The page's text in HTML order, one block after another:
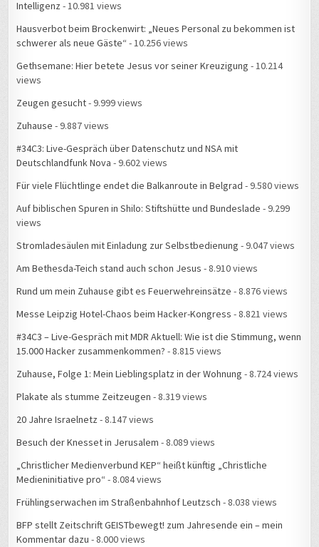
Intelligenz - 10.981 views
Hausverbot beim Brockenwirt: „Neues Personal zu bekommen ist
schwerer als neue Gäste“ - 10.256 views
Gethsemane: Hier betete Jesus vor seiner Kreuzigung - 10.214
views
Zeugen gesucht- 9.999 views
Zuhause - 9.887 views
#34C3: Live-Gespräch über Datenschutz und NSA mit
Deutschlandfunk Nova - 9.602 views
Für viele Flüchtlinge endet die Balkanroute in Belgrad - 9.580 views
Auf biblischen Spuren in Shilo: Stiftshütte und Bundeslade - 9.299
views
Stromladesäulen mit Einladung zur Selbstbedienung - 9.047 views
Am Bethesda-Teich stand auch schon Jesus - 8.910 views
Rund um mein Zuhause gibt es Feuerwehreinsätze - 8.876 views
Messe Leipzig Hotel-Chaos beim Hacker-Kongress - 8.821 views
#34C3 – Live-Gespräch mit MDR Aktuell: Wie ist die Stimmung, wenn
15.000 Hacker zusammenkommen? - 8.815 views
Zuhause, Folge 1: Mein Lieblingsplatz in der Wohnung - 8.724 views
Plakate als stumme Zeitzeugen - 8.319 views
20 Jahre Israelnetz - 8.147 views
Besuch der Knesset in Jerusalem - 8.089 views
„Christlicher Medienverbund KEP“ heißt künftig „Christliche
Medieninitiative pro“ - 8.084 views
Frühlingserwachen im Straßenbahnhof Leutzsch - 8.038 views
BFP stellt Zeitschrift GEISTbewegt! zum Jahresende ein – mein
Kommentar dazu - 8.000 views